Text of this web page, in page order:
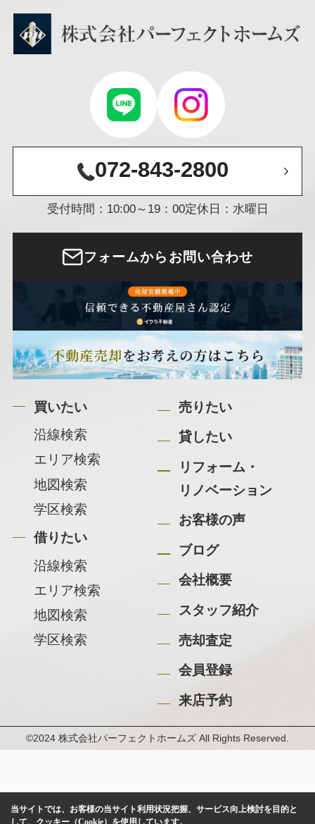
072-843-2800
受付時間：10:00～19：00定休日：水曜日
フォームからお問い合わせ
買いたい
沿線検索
エリア検索
地図検索
学区検索
借りたい
沿線検索
エリア検索
地図検索
学区検索
売りたい
貸したい
リフォーム・
リノベーション
お客様の声
ブログ
会社概要
スタッフ紹介
売却査定
会員登録
来店予約
©2024 株式会社パーフェクトホームズ All Rights Reserved.
当サイトでは、お客様の当サイト利用状況把握、サービス向上検討を目的と
して、クッキー（Cookie）を使用しています。